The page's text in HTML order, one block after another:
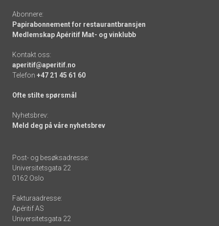
Abonnere:
Papirabonnement for restaurantbransjen
Medlemskap Apéritif Mat- og vinklubb
Kontakt oss:
aperitif@aperitif.no
Telefon +47 21 45 61 60
Ofte stilte spørsmål
Nyhetsbrev:
Meld deg på våre nyhetsbrev
Post- og besøksadresse:
Universitetsgata 22
0162 Oslo
Fakturaadresse:
Apéritif AS
Universitetsgata 22